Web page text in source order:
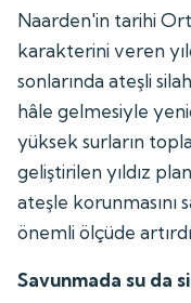
Naarden'in tarihi
karakterini veren
sonlarında ateşli
hâle gelmesiyle
yüksek surların
geliştirilen yıldız
ateşle korunmasını
önemli ölçüde
Savunmada su da